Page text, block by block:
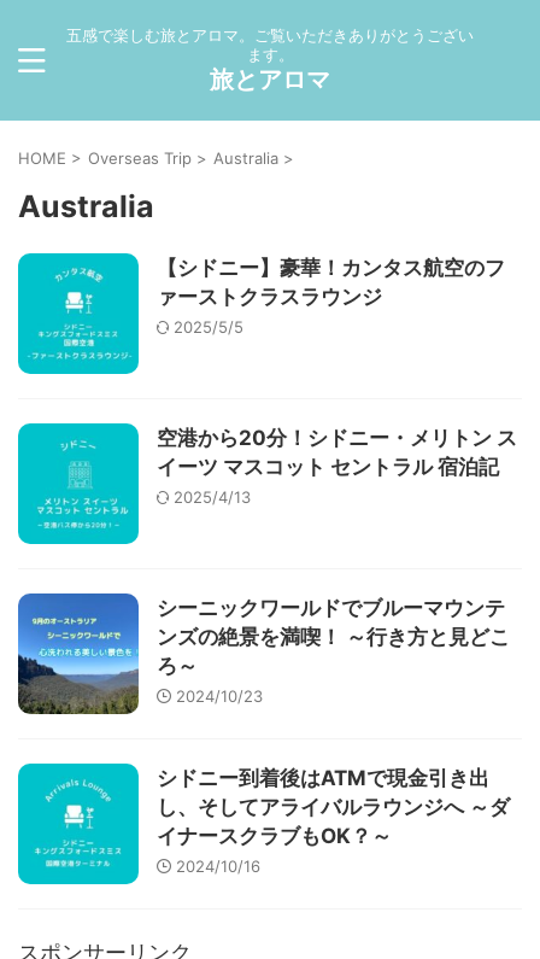
五感で楽しむ旅とアロマ。ご覧いただきありがとうござい
ます。
旅とアロマ
HOME > Overseas Trip > Australia >
Australia
【シドニー】豪華！カンタス航空のフ
ァーストクラスラウンジ
2025/5/5
空港から20分！シドニー・メリトン ス
イーツ マスコット セントラル 宿泊記
2025/4/13
シーニックワールドでブルーマウンテ
ンズの絶景を満喫！ ～行き方と見どこ
ろ～
2024/10/23
シドニー到着後はATMで現金引き出
し、そしてアライバルラウンジへ ～ダ
イナースクラブもOK？～
2024/10/16
スポンサーリンク